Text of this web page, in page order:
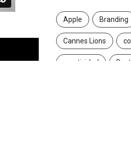
Apple Branding
Cannes Lions
creatividad